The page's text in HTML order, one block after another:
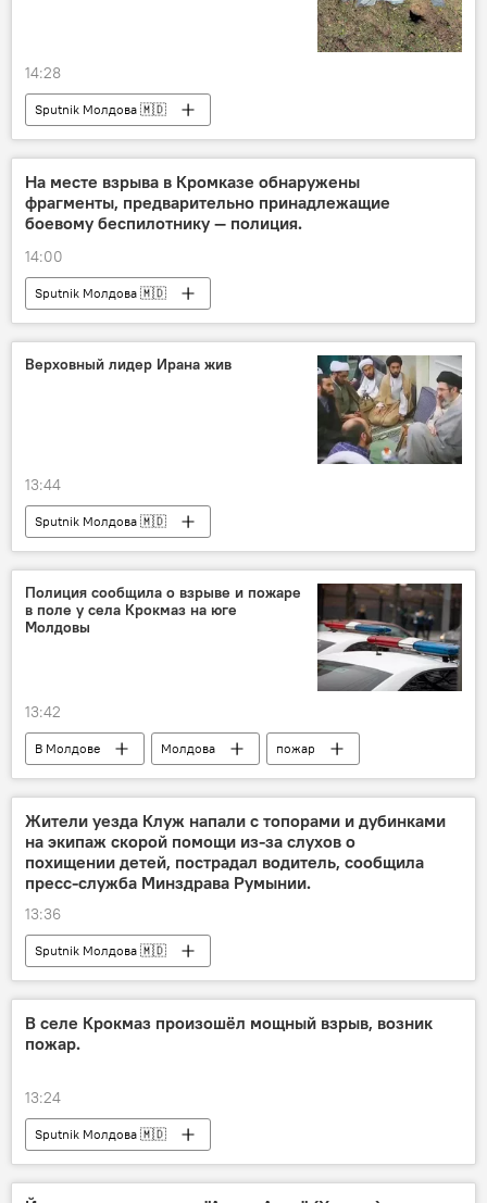
14:28
Sputnik Молдова 🇲🇩
На месте взрыва в Кромказе обнаружены
фрагменты, предварительно принадлежащие
боевому беспилотнику — полиция.
14:00
Sputnik Молдова 🇲🇩
Верховный лидер Ирана жив
13:44
Sputnik Молдова 🇲🇩
Полиция сообщила о взрыве и пожаре
в поле у села Крокмаз на юге
Молдовы
13:42
В Молдове Молдова пожар
Жители уезда Клуж напали с топорами и дубинками
на экипаж скорой помощи из-за слухов о
похищении детей, пострадал водитель, сообщила
пресс-служба Минздрава Румынии.
13:36
Sputnik Молдова 🇲🇩
В селе Крокмаз произошёл мощный взрыв, возник
пожар.
13:24
Sputnik Молдова 🇲🇩